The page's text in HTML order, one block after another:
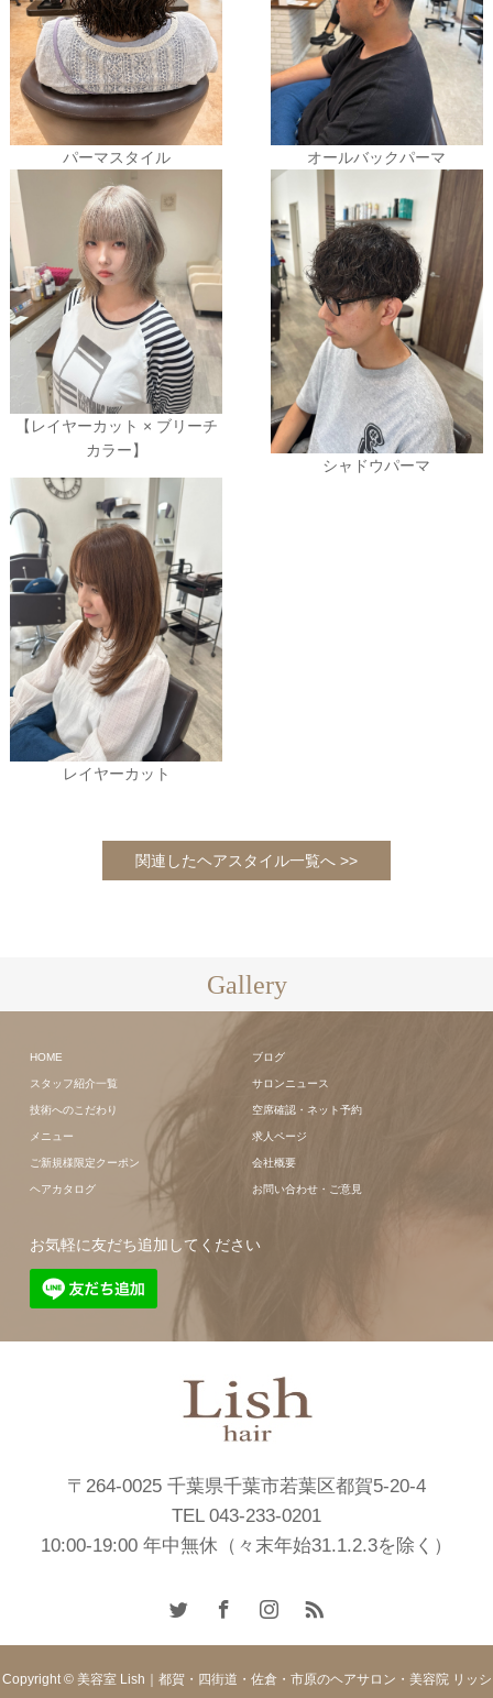
パーマスタイル オールバックパーマ
【レイヤーカット × ブリーチ
カラー】
シャドウパーマ
レイヤーカット
関連したヘアスタイル一覧へ >>
Gallery
HOME
スタッフ紹介一覧
技術へのこだわり
メニュー
ご新規様限定クーポン
ヘアカタログ
ブログ
サロンニュース
空席確認・ネット予約
求人ページ
会社概要
お問い合わせ・ご意見
お気軽に友だち追加してください
〒264-0025 千葉県千葉市若葉区都賀5-20-4
TEL 043-233-0201
10:00-19:00 年中無休（々末年始31.1.2.3を除く）
Copyright © 美容室 Lish｜都賀・四街道・佐倉・市原のヘアサロン・美容院 リッシ